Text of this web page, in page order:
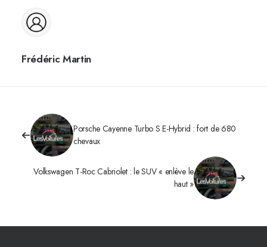
Frédéric Martin
Porsche Cayenne Turbo S E-Hybrid : fort de 680
chevaux
Volkswagen T-Roc Cabriolet : le SUV « enlève le
haut »